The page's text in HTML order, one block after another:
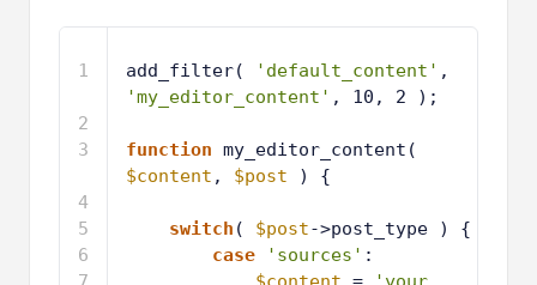
3
5
6
7
'my_editor_content' , 10, 2 );
$content , $post ) {
case
'sources':
$content
=